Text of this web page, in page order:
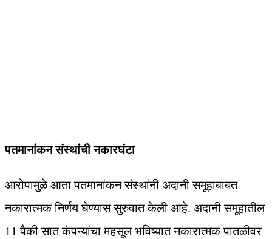
पतमानांकन संस्थांची नकारघंटा
आरोपामुळे आता पतमानांकन संस्थांनी अदानी समूहाबाबत
नकारात्मक निर्णय घेण्यास सुरुवात केली आहे. अदानी समूहातील
11 पैकी सात कंपन्यांचा महसूल भविष्यात नकारात्मक पातळीवर